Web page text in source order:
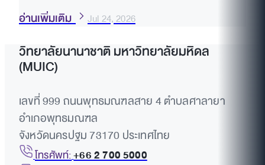
อ่านเพิ่มเติม Jul 24, 2026
วิทยาลัยนานาชาติ มหาวิทยาลัยมหิดล
(MUIC)
เลขที่ 999 ถนนพุทธมณฑลสาย 4 ตำบลศาลายา
อำเภอพุทธมณฑล
จังหวัดนครปฐม 73170 ประเทศไทย
โทรศัพท์:+66 2 700 5000